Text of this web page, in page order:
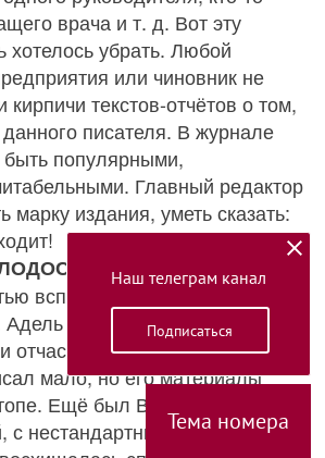
вра­ча и т. д. Вот эту
хотелось убрать. Любой
или чиновник не
кирпичи текстов-отчётов о том,
данного писателя. В журнале
популярными,
Главный редактор
издания, уметь сказать:
НАШЕЙ
вспоминаю свою «татарстан­
Хаиров покорил меня
сказочностью. Лев
мало, но его материалы
Ещё был Владимир Шевчук
с не­стандартным подходом к
Тема номера
Наш телеграм канал
Подписаться